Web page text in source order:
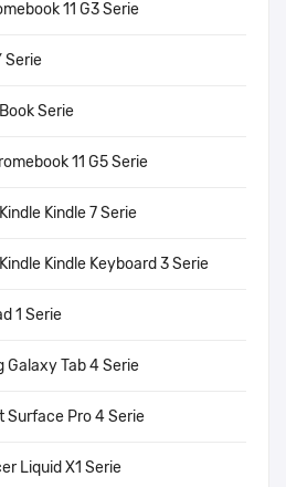
11 G3 Serie
Serie
Serie
11 G5 Serie
Kindle 7 Serie
Kindle Keyboard 3 Serie
1 Serie
Galaxy Tab 4 Serie
Surface Pro 4 Serie
Liquid X1 Serie